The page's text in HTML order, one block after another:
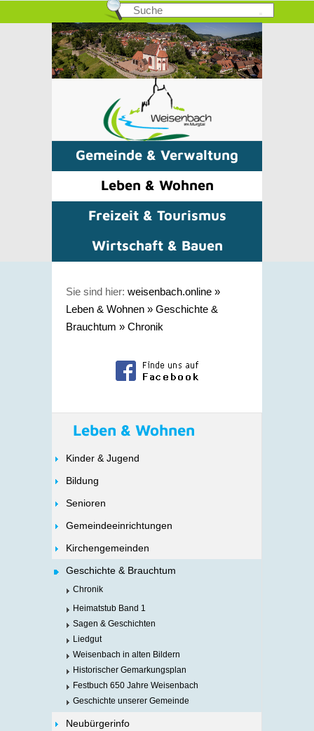
Gemeinde & Verwaltung
Leben & Wohnen
Freizeit & Tourismus
Wirtschaft & Bauen
Sie sind hier: weisenbach.online »
Leben & Wohnen » Geschichte &
Brauchtum » Chronik
Leben & Wohnen
Kinder & Jugend
Bildung
Senioren
Gemeindeeinrichtungen
Kirchengemeinden
Geschichte & Brauchtum
Chronik
Heimatstub Band 1
Sagen & Geschichten
Liedgut
Weisenbach in alten Bildern
Historischer Gemarkungsplan
Festbuch 650 Jahre Weisenbach
Geschichte unserer Gemeinde
Neubürgerinfo